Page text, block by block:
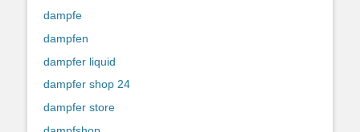
dampfe
dampfen
dampfer liquid
dampfer shop 24
dampfer store